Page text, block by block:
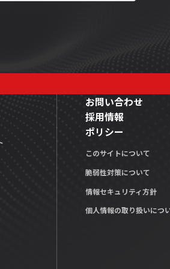
お問い合わせ
採用情報
ポリシー
このサイトについて
脆弱性対策について
情報セキュリティ方針
個人情報の取り扱いにつ